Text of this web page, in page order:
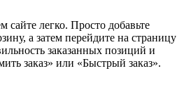
сайте легко. Просто добавьте
а затем перейдите на страницу
заказанных позиций и
заказ» или «Быстрый заказ».